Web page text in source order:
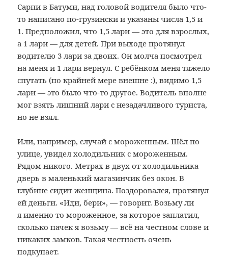
Сарпи в Батуми, над головой водителя было что-
то написано по-грузински и указаны числа 1,5 и
1. Предположил, что 1,5 лари — это для взрослых,
а 1 лари — для детей. При выходе протянул
водителю 3 лари за двоих. Он молча посмотрел
на меня и 1 лари вернул. С ребёнком меня тяжело
спутать (по крайней мере внешне :), видимо 1,5
лари — это было что-то другое. Водитель вполне
мог взять лишний лари с незадачливого туриста,
но не взял.
Или, например, случай с мороженным. Шёл по
улице, увидел холодильник с мороженным.
Рядом никого. Метрах в двух от холодильника
дверь в маленький магазинчик без окон. В
глубине сидит женщина. Поздоровался, протянул
ей деньги. «Иди, бери», — говорит. Возьму ли
я именно то мороженное, за которое заплатил,
сколько пачек я возьму — всё на честном слове и
никаких замков. Такая честность очень
подкупает.